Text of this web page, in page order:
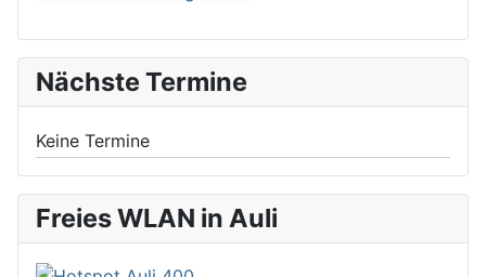
Nächste Termine
Keine Termine
Freies WLAN in Auli